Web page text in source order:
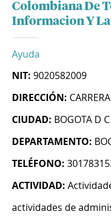
Colombiana De
Informacion Y
Ayuda
NIT: 9020582009
DIRECCIÓN:
CIUDAD: BOGOTA D C
DEPARTAMENTO:
TELÉFONO:
ACTIVIDAD:
actividades de